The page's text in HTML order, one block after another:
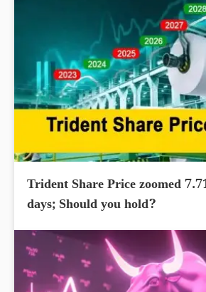
Trident Share Price zoomed
days; Should you hold?